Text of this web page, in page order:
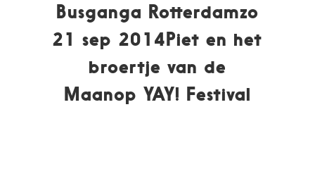
Busganga Rotterdamzo
21 sep 2014Piet en het
broertje van de
Maanop YAY! Festival